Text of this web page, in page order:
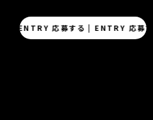
ENTRY 応募する |ENTRY 応募する |